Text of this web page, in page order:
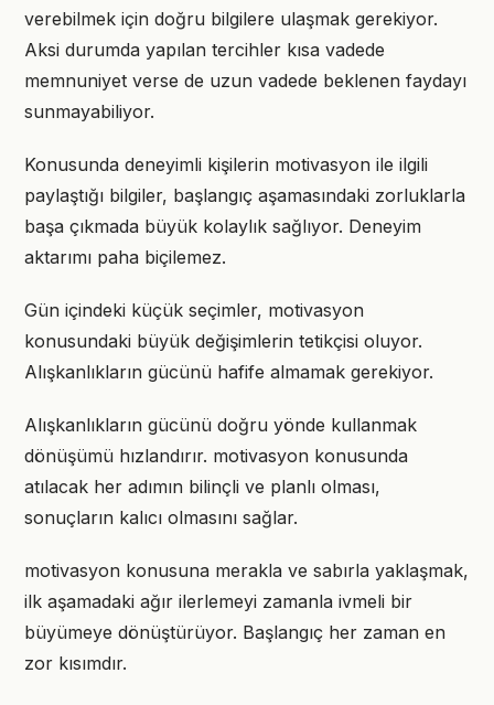
verebilmek için doğru bilgilere ulaşmak gerekiyor.
Aksi durumda yapılan tercihler kısa vadede
memnuniyet verse de uzun vadede beklenen faydayı
sunmayabiliyor.
Konusunda deneyimli kişilerin motivasyon ile ilgili
paylaştığı bilgiler, başlangıç aşamasındaki zorluklarla
başa çıkmada büyük kolaylık sağlıyor. Deneyim
aktarımı paha biçilemez.
Gün içindeki küçük seçimler, motivasyon
konusundaki büyük değişimlerin tetikçisi oluyor.
Alışkanlıkların gücünü hafife almamak gerekiyor.
Alışkanlıkların gücünü doğru yönde kullanmak
dönüşümü hızlandırır. motivasyon konusunda
atılacak her adımın bilinçli ve planlı olması,
sonuçların kalıcı olmasını sağlar.
motivasyon konusuna merakla ve sabırla yaklaşmak,
ilk aşamadaki ağır ilerlemeyi zamanla ivmeli bir
büyümeye dönüştürüyor. Başlangıç her zaman en
zor kısımdır.